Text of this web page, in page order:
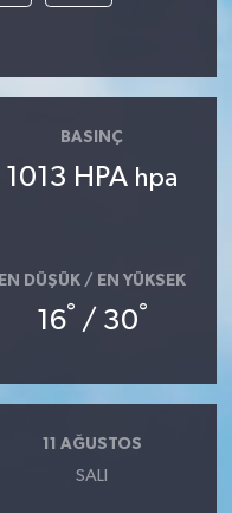
BASINÇ
1013 HPA hpa
EN DÜŞÜK / EN YÜKSEK
16° / 30°
11 AĞUSTOS
SALI